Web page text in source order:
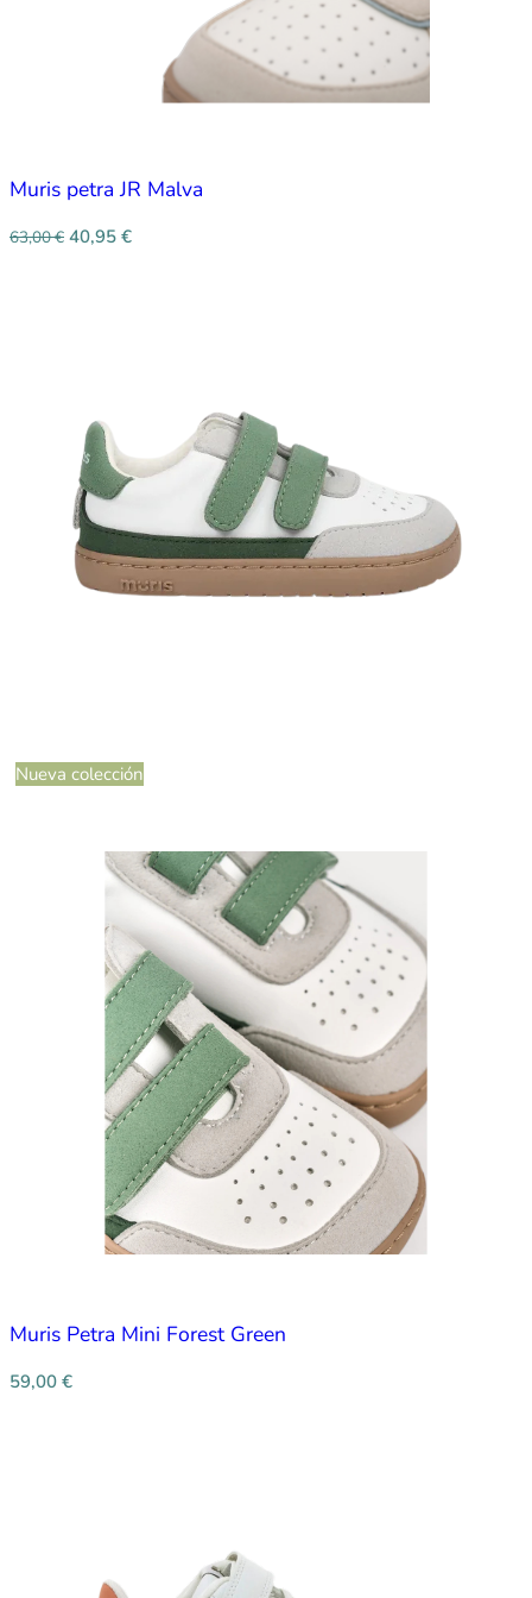
Muris petra JR Malva
63,00€ 40,95 €
Nueva colección
Muris Petra Mini Forest Green
59,00 €